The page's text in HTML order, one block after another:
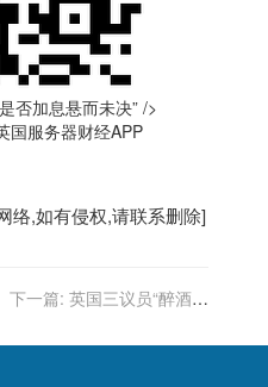
否加息悬而未决” />
国服务器财经APP
络,如有侵权,请联系删除]
下一篇: 英国三议员“醉酒劳
椅“运出”机场